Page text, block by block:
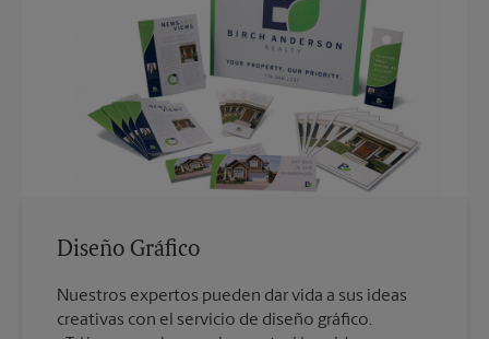
Diseño Gráfico
Nuestros expertos pueden dar vida a sus ideas
creativas con el servicio de diseño gráfico.